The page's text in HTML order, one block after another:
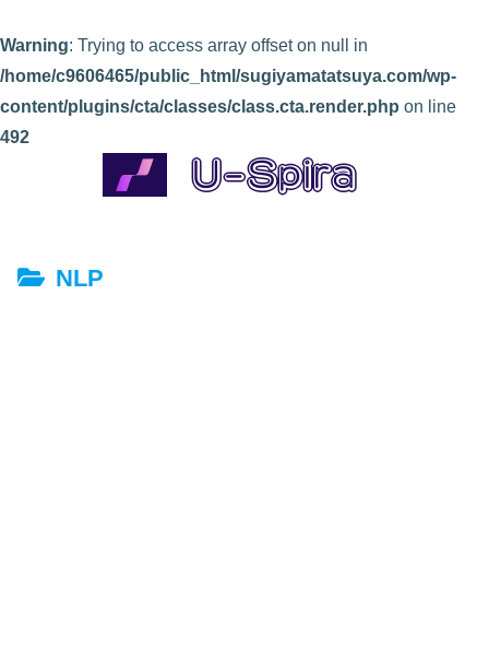
Warning: Trying to access array offset on null in
/home/c9606465/public_html/sugiyamatatsuya.com/wp-
content/plugins/cta/classes/class.cta.render.php on line
492
NLP